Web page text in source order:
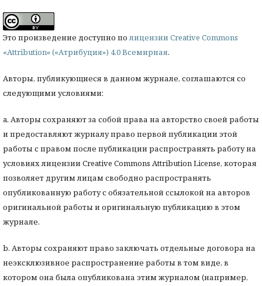
Это произведение доступно полицензии Creative Commons
«Attribution» («Атрибуция») 4.0 Всемирная.
Авторы, публикующиеся в данном журнале, соглашаются со
следующими условиями:
a. Авторы сохраняют за собой права на авторство своей работы
и предоставляют журналу право первой публикации этой
работы с правом после публикации распространять работу на
условиях лицензии Creative Commons Attribution License, которая
позволяет другим лицам свободно распространять
опубликованную работу с обязательной ссылокой на авторов
оригинальной работы и оригинальную публикацию в этом
журнале.
b. Авторы сохраняют право заключать отдельные договора на
неэксклюзивное распространение работы в том виде, в
котором она была опубликована этим журналом (например,